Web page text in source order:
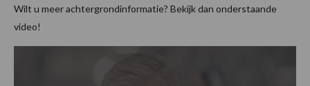
Wilt u meer achtergrondinformatie? Bekijk dan onderstaande
video!